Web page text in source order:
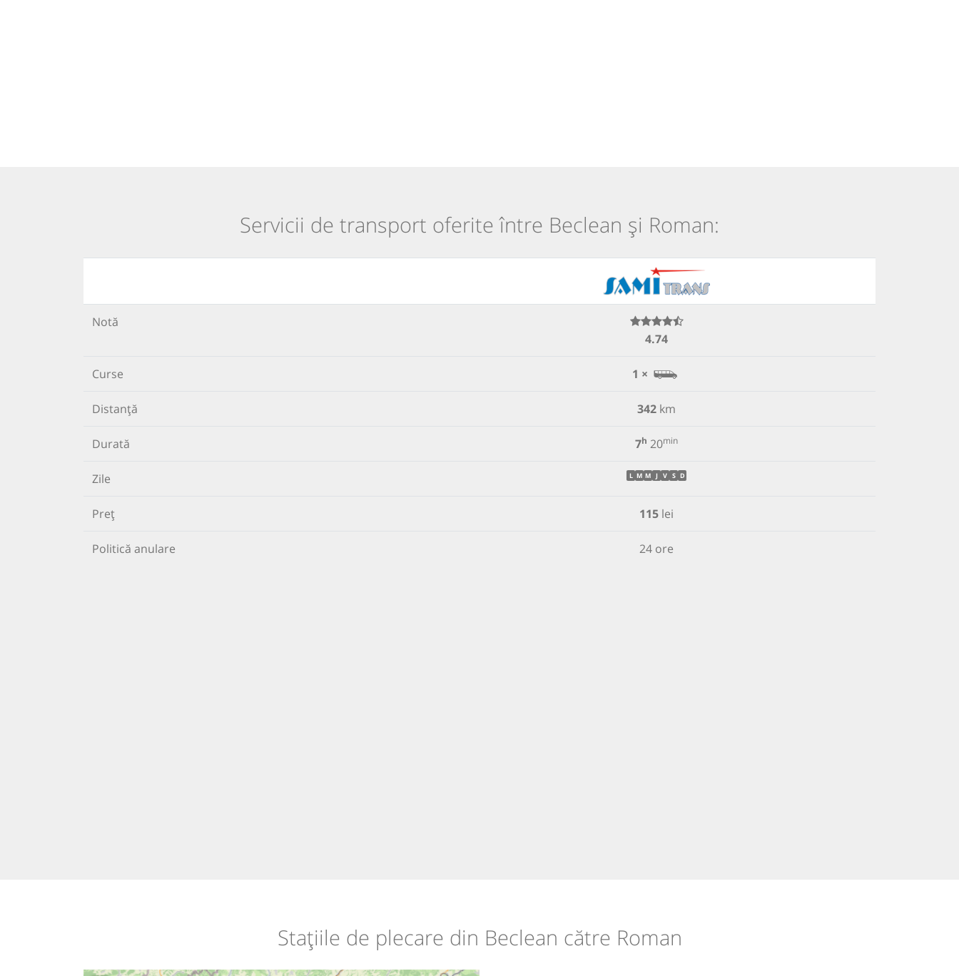
Servicii de transport oferite între Beclean și Roman:
Notă
4.74
Curse 1 ×
Distanță 342 km
Durată 7h 20min
Zile L M M J V S D
Preț 115 lei
Politică anulare 24 ore
Stațiile de plecare din Beclean către Roman